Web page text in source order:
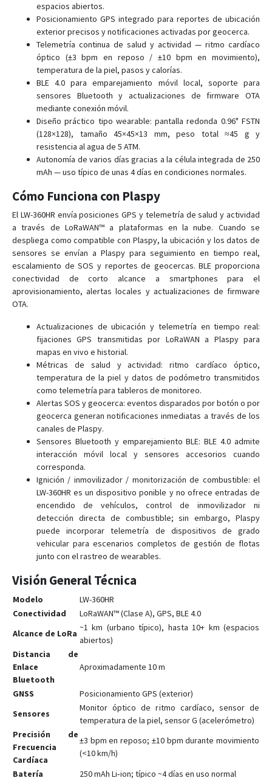
TR-151
TR-151SP
TR-203
TR-300
TR-300V
TR-313
TR-350
TR-520
TR-606
TR-616
TR-616C1
TR-900
espacios abiertos.
Posicionamiento GPS integrado para reportes de ubicación
exterior precisos y notificaciones activadas por geocerca.
Telemetría continua de salud y actividad — ritmo cardíaco
óptico (±3 bpm en reposo / ±10 bpm en movimiento),
temperatura de la piel, pasos y calorías.
BLE 4.0 para emparejamiento móvil local, soporte para
sensores Bluetooth y actualizaciones de firmware OTA
mediante conexión móvil.
Diseño práctico tipo wearable: pantalla redonda 0.96" FSTN
(128×128), tamaño 45×45×13 mm, peso total ≈45 g y
resistencia al agua de 5 ATM.
Autonomía de varios días gracias a la célula integrada de 250
mAh — uso típico de unas 4 días en condiciones normales.
Cómo Funciona con Plaspy
El LW-360HR envía posiciones GPS y telemetría de salud y actividad
a través de LoRaWAN™ a plataformas en la nube. Cuando se
despliega como compatible con Plaspy, la ubicación y los datos de
sensores se envían a Plaspy para seguimiento en tiempo real,
escalamiento de SOS y reportes de geocercas. BLE proporciona
conectividad de corto alcance a smartphones para el
aprovisionamiento, alertas locales y actualizaciones de firmware
OTA.
Actualizaciones de ubicación y telemetría en tiempo real:
fijaciones GPS transmitidas por LoRaWAN a Plaspy para
mapas en vivo e historial.
Métricas de salud y actividad: ritmo cardíaco óptico,
temperatura de la piel y datos de podómetro transmitidos
como telemetría para tableros de monitoreo.
Alertas SOS y geocerca: eventos disparados por botón o por
geocerca generan notificaciones inmediatas a través de los
canales de Plaspy.
Sensores Bluetooth y emparejamiento BLE: BLE 4.0 admite
interacción móvil local y sensores accesorios cuando
corresponda.
Ignición / inmovilizador / monitorización de combustible: el
LW-360HR es un dispositivo ponible y no ofrece entradas de
encendido de vehículos, control de inmovilizador ni
detección directa de combustible; sin embargo, Plaspy
puede incorporar telemetría de dispositivos de grado
vehicular para escenarios completos de gestión de flotas
junto con el rastreo de wearables.
Visión General Técnica
Modelo
LW-360HR
Conectividad
LoRaWAN™ (Clase A), GPS, BLE 4.0
Alcance de LoRa
~1 km (urbano típico), hasta 10+ km (espacios
abiertos)
Distancia de
Enlace
Bluetooth
Aproximadamente 10 m
GNSS
Posicionamiento GPS (exterior)
Sensores
Monitor óptico de ritmo cardíaco, sensor de
temperatura de la piel, sensor G (acelerómetro)
Precisión de
Frecuencia
Cardíaca
±3 bpm en reposo; ±10 bpm durante movimiento
(<10 km/h)
Batería
250 mAh Li‑ion; típico ~4 días en uso normal